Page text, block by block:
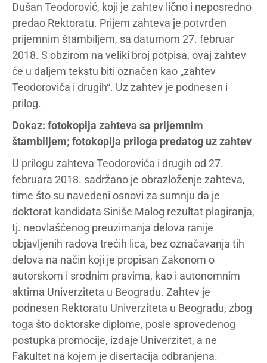
Dušan Teodorović, koji je zahtev lično i neposredno
predao Rektoratu. Prijem zahteva je potvrđen
prijemnim štambiljem, sa datumom 27. februar
2018. S obzirom na veliki broj potpisa, ovaj zahtev
će u daljem tekstu biti označen kao „zahtev
Teodorovića i drugih“. Uz zahtev je podnesen i
prilog.
Dokaz: fotokopija zahteva sa prijemnim
štambiljem; fotokopija priloga predatog uz zahtev
U prilogu zahteva Teodorovića i drugih od 27.
februara 2018. sadržano je obrazloženje zahteva,
time što su navedeni osnovi za sumnju da je
doktorat kandidata Siniše Malog rezultat plagiranja,
tj. neovlašćenog preuzimanja delova ranije
objavljenih radova trećih lica, bez označavanja tih
delova na način koji je propisan Zakonom o
autorskom i srodnim pravima, kao i autonomnim
aktima Univerziteta u Beogradu. Zahtev je
podnesen Rektoratu Univerziteta u Beogradu, zbog
toga što doktorske diplome, posle sprovedenog
postupka promocije, izdaje Univerzitet, a ne
Fakultet na kojem je disertacija odbranjena.